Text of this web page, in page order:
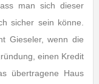
man sich dieser
sicher sein könne.
Gieseler, wenn die
einen Kredit
übertragene Haus